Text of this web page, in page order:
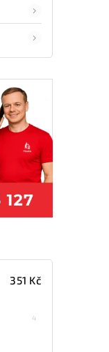
351 Kč
4